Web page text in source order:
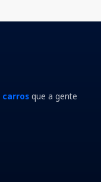
carros que a gente